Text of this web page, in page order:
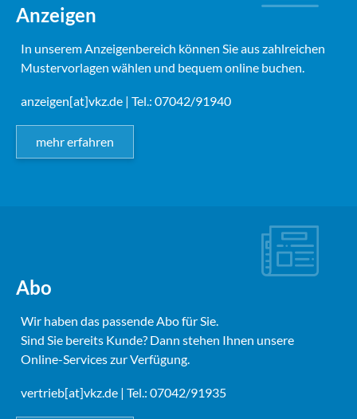
Anzeigen
In unserem Anzeigenbereich können Sie aus zahlreichen
Mustervorlagen wählen und bequem online buchen.
anzeigen[at]vkz.de | Tel.: 07042/91940
mehr erfahren
Abo
Wir haben das passende Abo für Sie.
Sind Sie bereits Kunde? Dann stehen Ihnen unsere
Online-Services zur Verfügung.
vertrieb[at]vkz.de | Tel.: 07042/91935